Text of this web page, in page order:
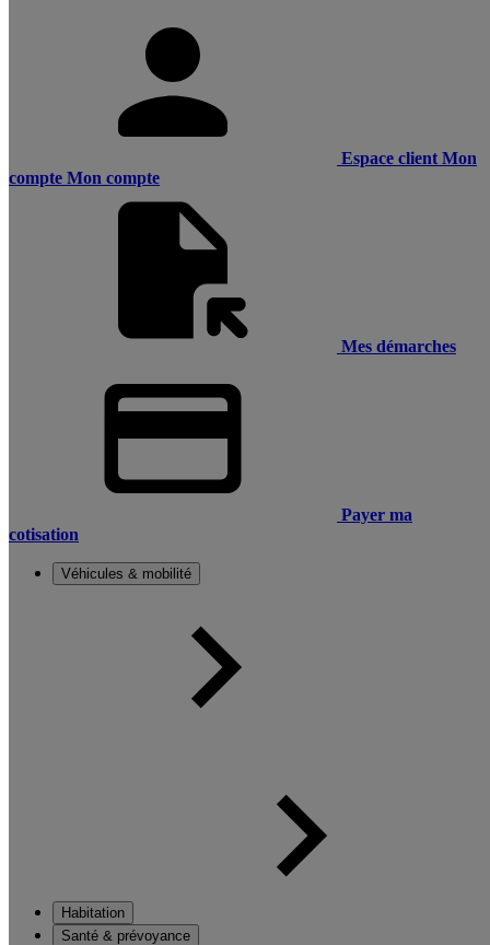
Espace client Mon
compte Mon compte
Mes démarches
Payer ma
cotisation
Véhicules & mobilité
Habitation
Santé & prévoyance